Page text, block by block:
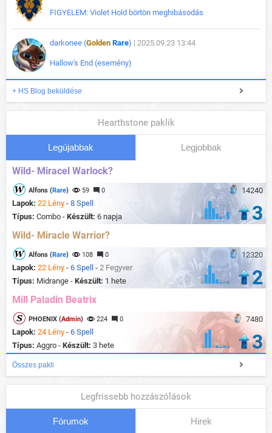
FIGYELEM: Violet Hold börtön meghibásodás
darkonee (Golden Rare) | 2025.09.23 13:44
Hallow's End (esemény)
+ HS Blog beküldése
Hearthstone paklik
Legújabbak Legjobbak
Wild- Miracel Warlock?
14240
Alfons (Rare) 59 0
Lapok: 22 Lény - 8 Spell
Típus: Combo - Készült: 6 napja 3
Wild- Miracle Warrior?
12320
Alfons (Rare) 108 0
Lapok: 22 Lény - 6 Spell - 2 Fegyver
Típus: Midrange - Készült: 1 hete 2
Mill Paladin Beatrix
7480
PHOENIX (Admin) 224 0
Lapok: 24 Lény - 6 Spell
Típus: Aggro - Készült: 3 hete 3
Összes pakli
Legfrissebb hozzászólások
Fórumok Hirek